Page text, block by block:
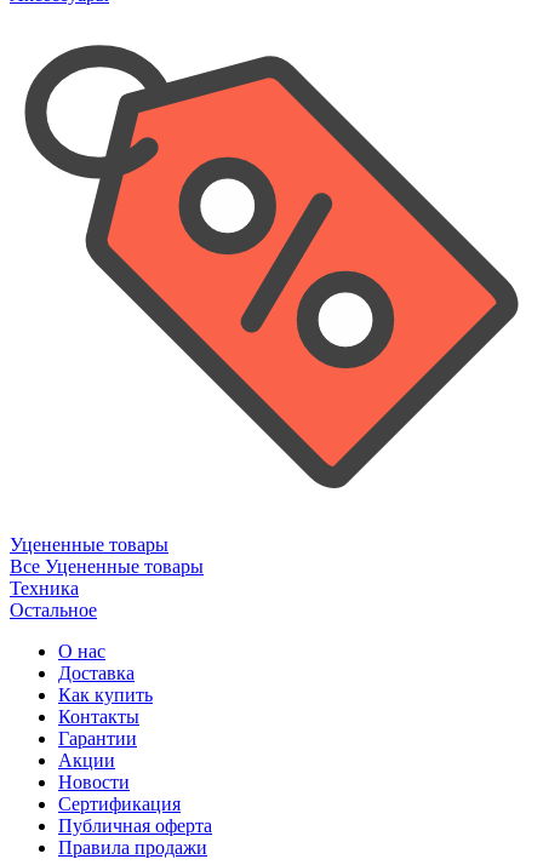
Уцененные товары
Все Уцененные товары
Техника
Остальное
О нас
Доставка
Как купить
Контакты
Гарантии
Акции
Новости
Cертификация
Публичная оферта
Правила продажи